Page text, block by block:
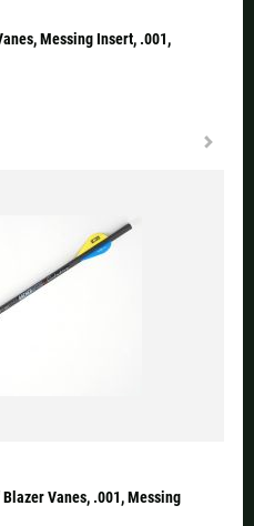
Messing Insert, .001,
Vanes, .001, Messing